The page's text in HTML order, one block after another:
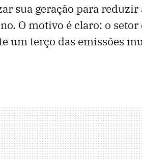
sua geração para reduzir
O motivo é claro: o
um terço das emissões